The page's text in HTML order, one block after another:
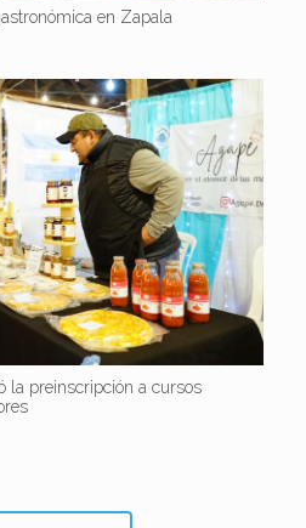
en Zapala
la preinscripción a cursos